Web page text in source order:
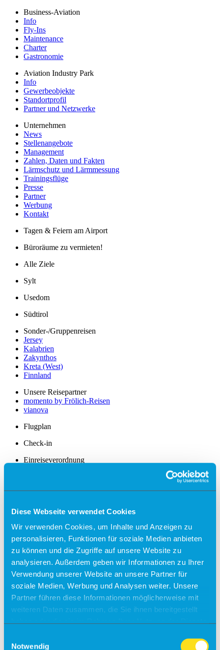
Diese Webseite verwendet Cookies
Wir verwenden Cookies, um Inhalte und Anzeigen zu
personalisieren, Funktionen für soziale Medien anbieten
zu können und die Zugriffe auf unsere Website zu
analysieren. Außerdem geben wir Informationen zu Ihrer
Verwendung unserer Website an unsere Partner für
soziale Medien, Werbung und Analysen weiter. Unsere
Partner führen diese Informationen möglicherweise mit
weiteren Daten zusammen, die Sie ihnen bereitgestellt
Notwendig
Business-Aviation
Info
Fly-Ins
Maintenance
Charter
Gastronomie
Aviation Industry Park
Info
Gewerbeobjekte
Standortprofil
Partner und Netzwerke
Unternehmen
News
Stellenangebote
Management
Zahlen, Daten und Fakten
Lärmschutz und Lärmmessung
Trainingsflüge
Presse
Partner
Werbung
Kontakt
Tagen & Feiern am Airport
Büroräume zu vermieten!
Alle Ziele
Sylt
Usedom
Südtirol
Sonder-/Gruppenreisen
Jersey
Kalabrien
Zakynthos
Kreta (West)
Finnland
Unsere Reisepartner
momento by Frölich-Reisen
vianova
Flugplan
Check-in
Einreiseverordnung
Kostenfreies Parken
Barrierefreies Reisen
Gepäck
Allgemein
Fundsachen
Tiere
Gastronomie & Shops
Free Wifi
Info
Rundflüge